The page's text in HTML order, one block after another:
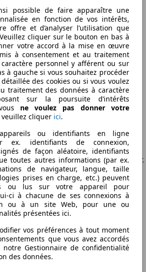
et la location de voiture
critères essentiels à prendre en
du véhiculedétermine la rentabilité
est recommandé pour
et spontanés, comme les
La location est préférable pour
plusieurs jours ou plusieurs
est un facteur clé. Le car-sharing
rapide sans réservation,
traditionnelle. De plus, le
la voiture dans un autre secteur.
spécifique(utilitaire,4x4, voiture
des objets ou des passagers
vers la location traditionnelle.
doit être considérée, le car-
zones définies, alors que la
longue distance.
le car-sharing est rentable à court
devient souvent plus économique
possible de faire apparaître une
en fonction de vos intérêts,
offre et d’analyser l’utilisation que
cliquer sur le bouton en bas à
votre accord à la mise en œuvre
à consentement et au traitement
personnel y afférent ou sur
à gauche si vous souhaitez procéder
des cookies ou si vous voulez
traitement des données à caractère
sur la poursuite d’intérêts
ne voulez pas donner votre
veuillez cliquer ici.
ou identifiants en ligne
ex. identifiants de connexion,
de façon aléatoire, identifiants
toutes autres informations (par ex.
de navigateur, langue, taille
prises en charge, etc.) peuvent
ou lus sur votre appareil pour
ci à chacune de ses connexions à
ou à un site Web, pour une ou
présentées ici.
vos préférences à tout moment
que vous avez accordés
Gestionnaire de confidentialité
des données.